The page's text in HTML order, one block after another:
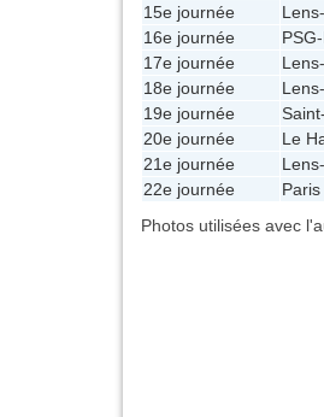
15e journée
Lens-
16e journée
PSG-
17e journée
Lens-
18e journée
Lens-
19e journée
20e journée
Le
21e journée
Lens-
22e journée
Photos utilisées avec